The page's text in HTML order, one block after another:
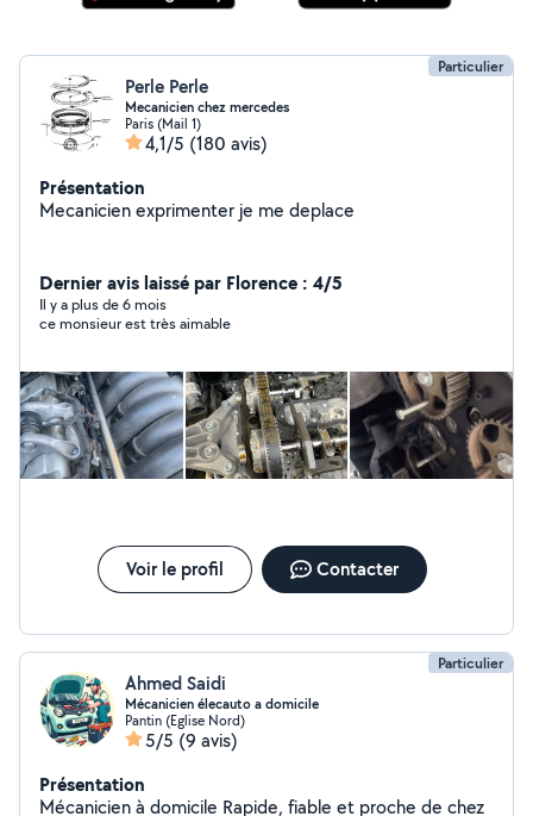
Particulier
Perle Perle
Mecanicien chez mercedes
Paris (Mail 1)
4,1/5 (180 avis)
Présentation
Mecanicien exprimenter je me deplace
Dernier avis laissé par Florence : 4/5
Il y a plus de 6 mois
ce monsieur est très aimable
Voir le profil Contacter
Particulier
Ahmed Saidi
Mécanicien élecauto a domicile
Pantin (Eglise Nord)
5/5 (9 avis)
Présentation
Mécanicien à domicile Rapide, fiable et proche de chez